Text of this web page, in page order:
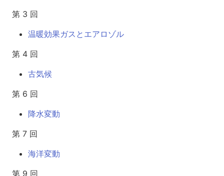
第 3 回
温暖効果ガスとエアロゾル
第 4 回
古気候
第 6 回
降水変動
第 7 回
海洋変動
第 9 回